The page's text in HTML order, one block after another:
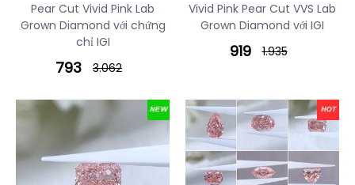
Pear Cut Vivid Pink Lab
Grown Diamond với chứng
chỉ IGI
793 3.062
Vivid Pink Pear Cut VVS Lab
Grown Diamond với IGI
919 1.935